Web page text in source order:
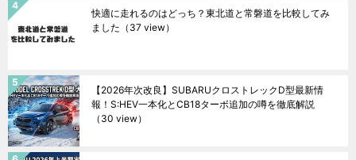
快適に走れるのはどっち？東北道と常磐道を比較してみ
ました （37 view）
【2026年次改良】SUBARUクロストレックD型最新情
報！S:HEV一本化とCB18ターボ追加の噂を徹底解説
（30 view）